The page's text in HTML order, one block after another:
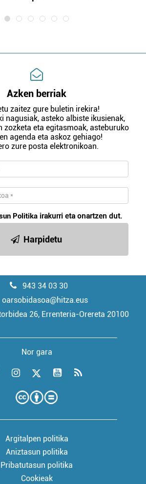
Azken berriak
zaitez gure buletin irekira!
nagusiak, asteko albiste ikusienak,
zozketa eta egitasmoak, asteburuko
agenda eta askoz gehiago!
zure posta elektronikoan.
Politika irakurri eta onartzen dut.
Harpidetu
943 34 03 30
oarsobidasoa@hitza.eus
26, Errenteria-Orereta 20100
Nor gara
Argitalpen politika
Aniztasun politika
Pribatutasun politika
Cookieak